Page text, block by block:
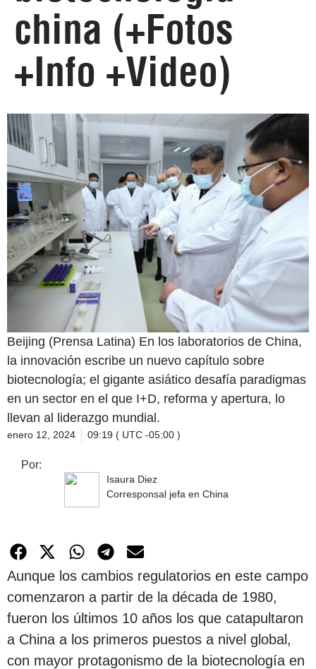
china (+Fotos
+Info +Video)
Beijing (Prensa Latina) En los laboratorios de China,
la innovación escribe un nuevo capítulo sobre
biotecnología; el gigante asiático desafía paradigmas
en un sector en el que I+D, reforma y apertura, lo
llevan al liderazgo mundial.
enero 12, 2024 09:19 ( UTC -05:00 )
Por:
Isaura Diez
Corresponsal jefa en China
Aunque los cambios regulatorios en este campo
comenzaron a partir de la década de 1980,
fueron los últimos 10 años los que catapultaron
a China a los primeros puestos a nivel global,
con mayor protagonismo de la biotecnología en